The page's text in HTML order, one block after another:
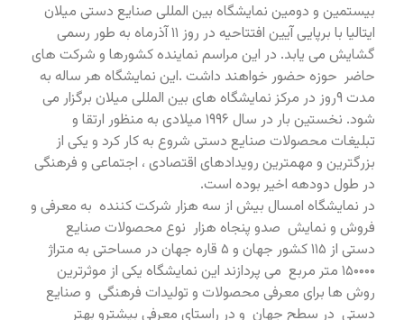
بیستمین و دومین نمایشگاه بین المللی صنایع دستی میلان
ایتالیا با برپایی آیین افتتاحیه در روز ۱۱ آذرماه به طور رسمی
گشایش می یابد. در این مراسم نماینده کشورها و شرکت های
حاضر حوزه حضور خواهند داشت .این نمایشگاه هر ساله به
مدت ۹روز در مرکز نمایشگاه های بین المللی میلان برگزار می
شود. نخستین بار در سال ۱۹۹۶ میلادی به منظور ارتقا و
تبلیغات محصولات صنایع دستی شروع به کار کرد و یکی از
بزرگترین و مهمترین رویدادهای اقتصادی ، اجتماعی و فرهنگی
در طول دودهه اخیر بوده است.
در نمایشگاه امسال بیش از سه هزار شرکت کننده به معرفی و
فروش و نمایش صدو پنجاه هزار نوع محصولات صنایع
دستی از ۱۱۵ کشور جهان و ۵ قاره جهان در مساحتی به متراژ
۱۵۰۰۰۰ متر مربع می پردازند این نمایشگاه یکی از موثرترین
روش ها برای معرفی محصولات و تولیدات فرهنگی و صنایع
دستی در سطح جهان و در راستای معرفی بیشترو بهتر